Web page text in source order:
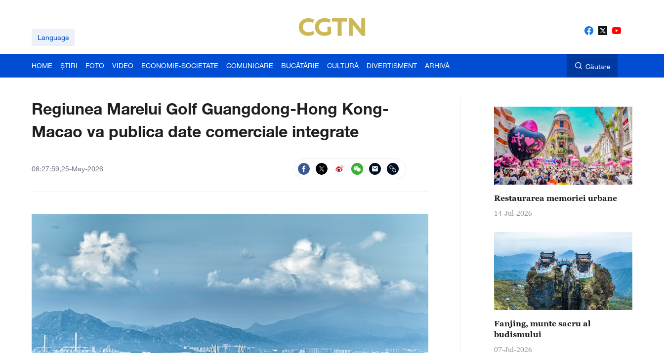
Language
HOME ȘTIRI FOTO VIDEO ECONOMIE-SOCIETATE COMUNICARE BUCĂTĂRIE CULTURĂ DIVERTISMENT ARHIVĂ Căutare
Regiunea Marelui Golf Guangdong-Hong Kong-
Macao va publica date comerciale integrate
08:27:59,25-May-2026
Restaurarea memoriei urbane
14-Jul-2026
Fanjing, munte sacru al
budismului
07-Jul-2026